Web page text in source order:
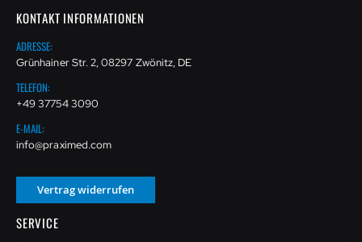
KONTAKT INFORMATIONEN
ADRESSE:
Grünhainer Str. 2, 08297 Zwönitz, DE
TELEFON:
+49 37754 3090
E-MAIL:
info@praximed.com
Vertrag widerrufen
SERVICE